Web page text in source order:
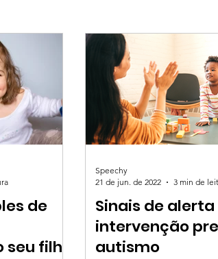
de
filho
Sinais de
intervenção
autismo
Speechy
21 de jun. de 2022
3 min de